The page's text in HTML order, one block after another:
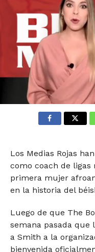
Los Medias Rojas
como coach de ligas
primera mujer
en la historia del
Luego de que The
semana pasada que
a Smith a la
bienvenida